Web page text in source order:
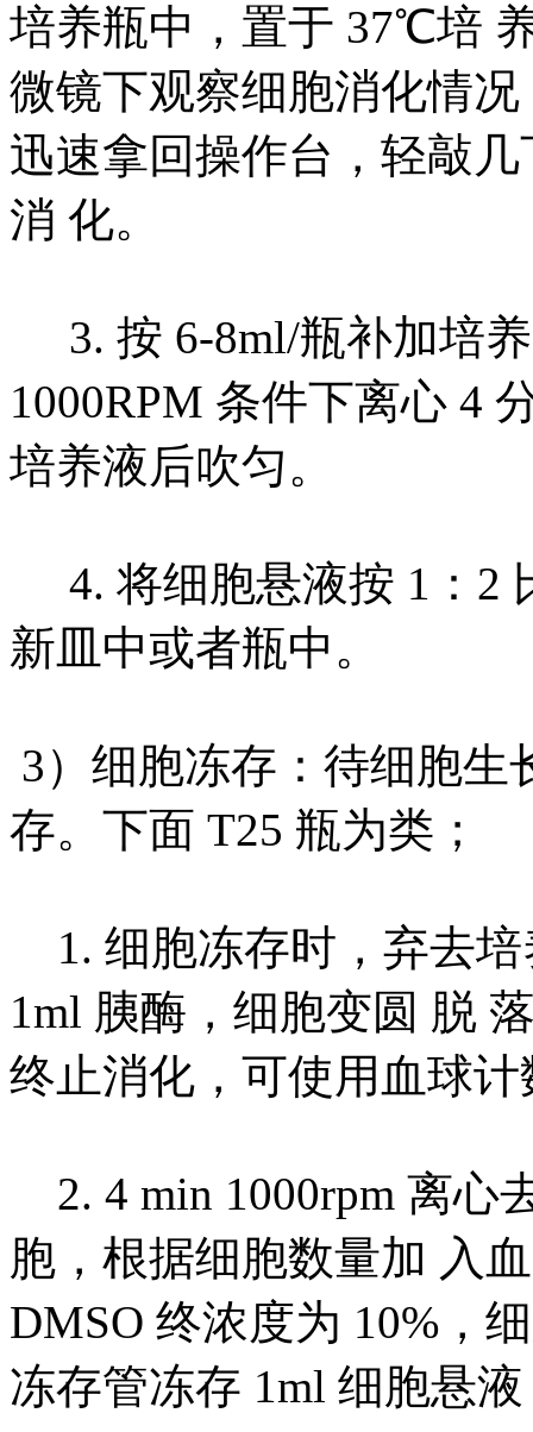
培养瓶中，置于 37℃培
微镜下观察细胞消化情
迅速拿回操作台，轻敲
消 化。
3. 按 6-8ml/瓶补加培
1000RPM 条件下离心 4
培养液后吹匀。
4. 将细胞悬液按 1：2
新皿中或者瓶中。
3）细胞冻存：待细胞生
存。下面 T25 瓶为类；
1. 细胞冻存时，弃去培
1ml 胰酶，细胞变圆 脱
终止消化，可使用血球
2. 4 min 1000rpm 离心
胞，根据细胞数量加 入
DMSO 终浓度为 10%，
冻存管冻存 1ml 细胞悬